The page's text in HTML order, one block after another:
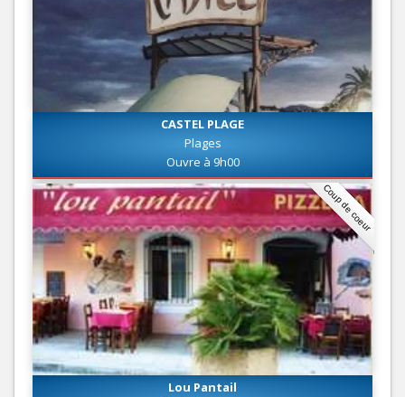
CASTEL PLAGE
Plages
Ouvre à 9h00
Coup de coeur
Lou Pantail